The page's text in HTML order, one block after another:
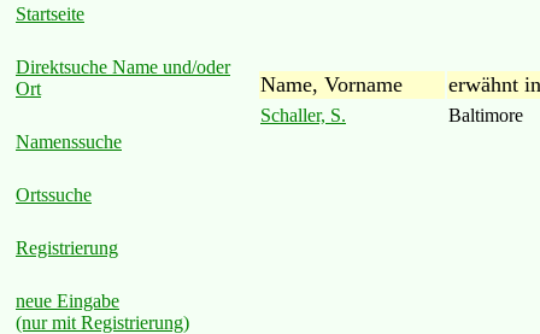
Startseite
Direktsuche Name und/oder
Ort
Namenssuche
Ortssuche
Registrierung
neue Eingabe
(nur mit Registrierung)
Name, Vorname erwähnt in
Schaller, S. Baltimore